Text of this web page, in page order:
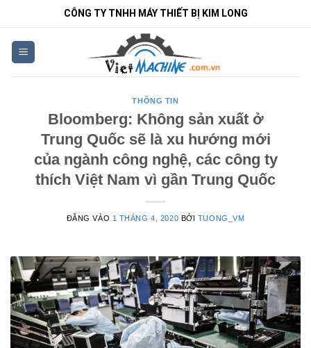
nội
dung
CÔNG TY TNHH MÁY THIẾT BỊ KIM LONG
THÔNG TIN
Bloomberg: Không sản xuất ở
Trung Quốc sẽ là xu hướng mới
của ngành công nghệ, các công ty
thích Việt Nam vì gần Trung Quốc
ĐĂNG VÀO 1 THÁNG 4, 2020 BỞI TUONG_VM